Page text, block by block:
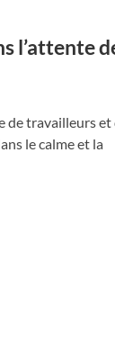
l’attente
de travailleurs et
le calme et la